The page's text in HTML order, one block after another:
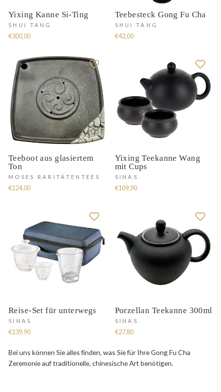
Yixing Kanne Si-Ting
SHUI TANG
€300,00
Teebesteck Gong Fu Cha
SHUI TANG
€42,00
Teeboot aus glasiertem
Ton
MOSES RARITÄTENTEES
€124,00
Yixing Teekanne Wang
mit Cups
SINAS
€109,90
Reise-Set für unterwegs
SINAS
€139,90
Porzellan Teekanne 300ml
SINAS
€27,80
Bei uns können Sie alles finden, was Sie für Ihre Gong Fu Cha
Zeremonie auf traditionelle, chinesische Art benötigen.